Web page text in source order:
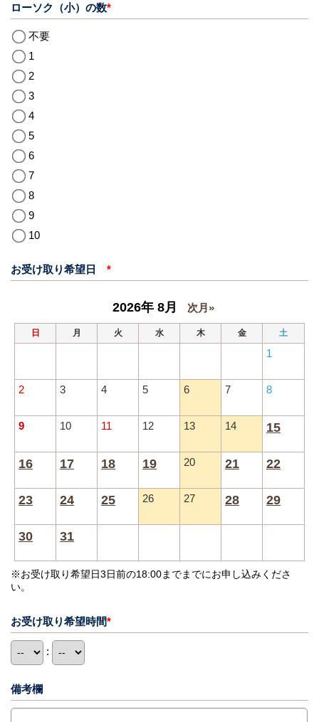
ローソク（小）の数*
不要
1
2
3
4
5
6
7
8
9
10
お受け取り希望日 *
2026年 8月 次月»
日 月 火 水 木 金 土
1
2 3 4 5 6 7 8
9 10 11 12 13 14 15
16 17 18 19 20 21 22
23 24 25 26 27 28 29
30 31
※お受け取り希望日3日前の18:00までまでにお申し込みくださ
い。
お受け取り希望時間*
:
備考欄